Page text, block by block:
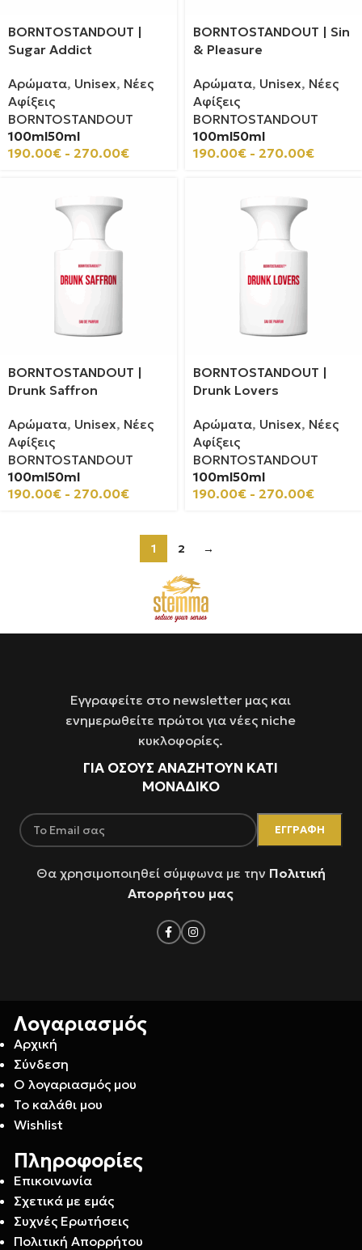
BORNTOSTANDOUT |
Sugar Addict
Αρώματα, Unisex, Νέες
Αφίξεις
BORNTOSTANDOUT
100ml50ml
190.00€ - 270.00€
BORNTOSTANDOUT | Sin
& Pleasure
Αρώματα, Unisex, Νέες
Αφίξεις
BORNTOSTANDOUT
100ml50ml
190.00€ - 270.00€
BORNTOSTANDOUT |
Drunk Saffron
Αρώματα, Unisex, Νέες
Αφίξεις
BORNTOSTANDOUT
100ml50ml
190.00€ - 270.00€
BORNTOSTANDOUT |
Drunk Lovers
Αρώματα, Unisex, Νέες
Αφίξεις
BORNTOSTANDOUT
100ml50ml
190.00€ - 270.00€
1 2 →
Εγγραφείτε στο newsletter μας και
ενημερωθείτε πρώτοι για νέες niche
κυκλοφορίες.
ΓΙΑ ΌΣΟΥΣ ΑΝΑΖΗΤΟΥΝ ΚΑΤΙ
ΜΟΝΑΔΙΚΟ
Θα χρησιμοποιηθεί σύμφωνα με την Πολιτική
Απορρήτου μας
Λογαριασμός
Αρχική
Σύνδεση
Ο λογαριασμός μου
Το καλάθι μου
Wishlist
Πληροφορίες
Επικοινωνία
Σχετικά με εμάς
Συχνές Ερωτήσεις
Πολιτική Απορρήτου